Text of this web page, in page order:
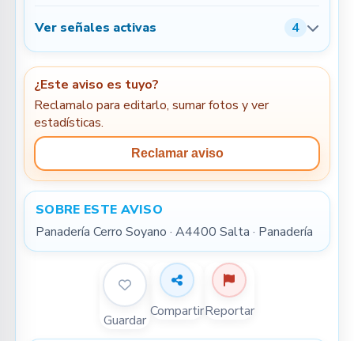
Ver señales activas 4
¿Este aviso es tuyo?
Reclamalo para editarlo, sumar fotos y ver
estadísticas.
Reclamar aviso
SOBRE ESTE AVISO
Panadería Cerro Soyano · A4400 Salta · Panadería
Guardar
CompartirReportar